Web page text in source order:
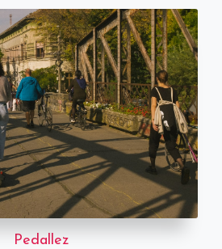
Pedallez